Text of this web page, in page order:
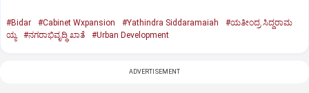
#Bidar #Cabinet Wxpansion #Yathindra Siddaramaiah
#ಯತೀಂದ್ರ ಸಿದ್ದರಾಮ
ಯ್ಯ
#ನಗರಾಭಿವೃದ್ಧಿ ಖಾತೆ #Urban Development
ADVERTISEMENT